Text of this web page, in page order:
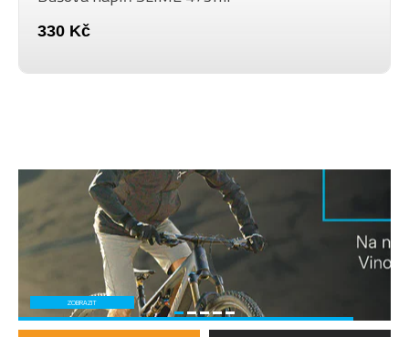
330 Kč
ZOBRAZIT